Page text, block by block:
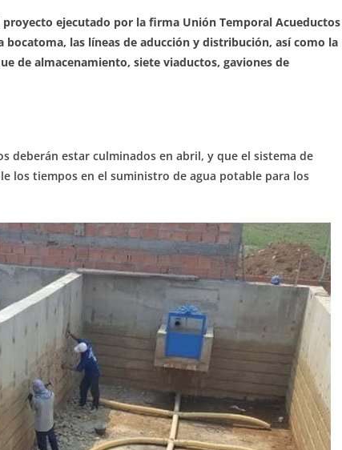
proyecto ejecutado por la firma Unión Temporal Acueductos
las líneas de aducción y distribución, así como la
de almacenamiento, siete viaductos, gaviones de
deberán estar culminados en abril, y que el sistema de
los tiempos en el suministro de agua potable para los